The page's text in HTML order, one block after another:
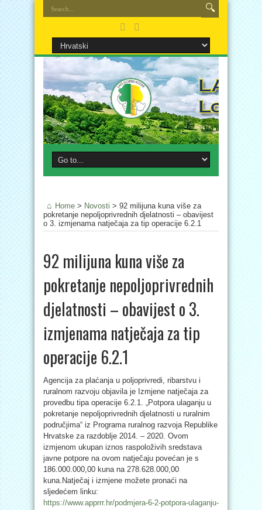
Home > Novosti > 92 milijuna kuna više za
pokretanje nepoljoprivrednih djelatnosti – obavijest
o 3. izmjenama natječaja za tip operacije 6.2.1
92 milijuna kuna više za
pokretanje nepoljoprivrednih
djelatnosti – obavijest o 3.
izmjenama natječaja za tip
operacije 6.2.1
Agencija za plaćanja u poljoprivredi, ribarstvu i
ruralnom razvoju objavila je Izmjene natječaja za
provedbu tipa operacije 6.2.1. „Potpora ulaganju u
pokretanje nepoljoprivrednih djelatnosti u ruralnim
područjima“ iz Programa ruralnog razvoja Republike
Hrvatske za razdoblje 2014. – 2020. Ovom
izmjenom ukupan iznos raspoloživih sredstava
javne potpore na ovom natječaju povećan je s
186.000.000,00 kuna na 278.628.000,00
kuna.Natječaj i izmjene možete pronaći na
sljedećem linku:
https://www.apprrr.hr/podmjera-6-2-potpora-ulaganju-